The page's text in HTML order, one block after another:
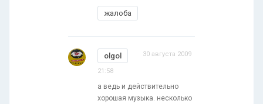
жалоба
olgol 30 августа 2009
21:58
а ведь и действительно
хорошая музыка. несколько